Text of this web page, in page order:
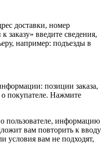
доставки, номер
заказу» введите сведения,
например: подъезды в
позиции заказа,
покупателе. Нажмите
пользователе, информацию
вам повторить к вводу
условия вам не подходят,